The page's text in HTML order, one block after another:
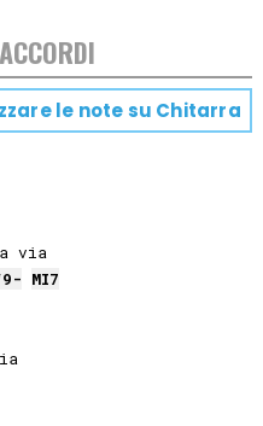
le note su Chitarra
via
MI7